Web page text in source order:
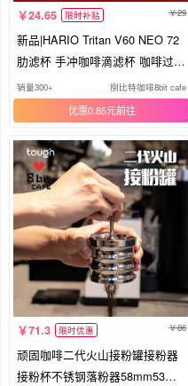
24.65 限时补贴 29
新品|HARIO Tritan V60 NEO 72
肋滤杯 手冲咖啡滴滤杯 咖啡过滤
器
销量300+ 捌比特咖啡8bit cafe
优惠0.85元
71.3 限时优惠 86
顽固咖啡二代火山接粉罐接粉器
接粉杯不锈钢落粉器58mm53布